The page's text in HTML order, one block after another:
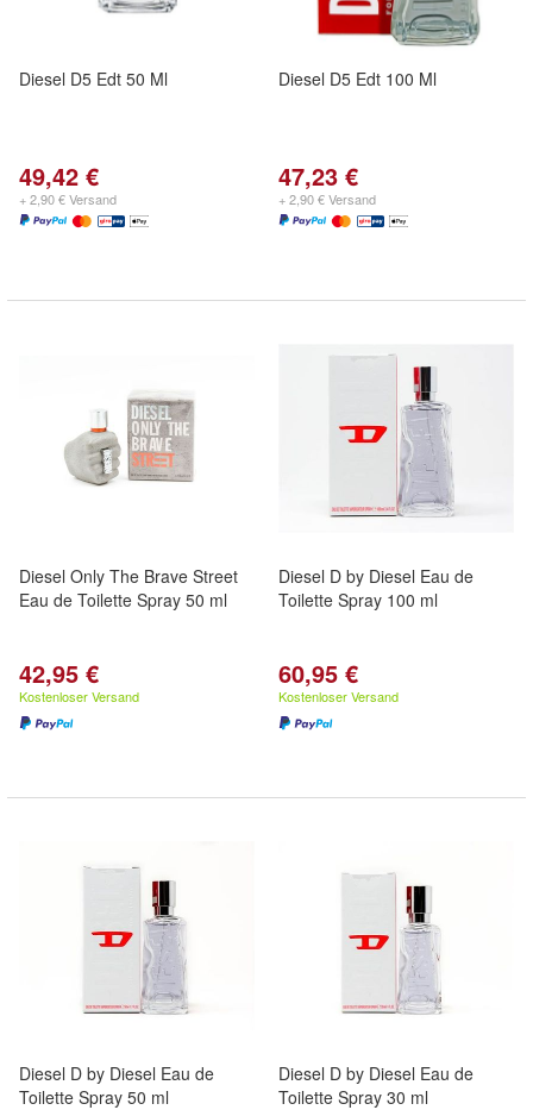
Diesel D5 Edt 50 Ml
49,42 €
+ 2,90 € Versand
Diesel D5 Edt 100 Ml
47,23 €
+ 2,90 € Versand
Diesel Only The Brave Street
Eau de Toilette Spray 50 ml
42,95 €
Kostenloser Versand
Diesel D by Diesel Eau de
Toilette Spray 100 ml
60,95 €
Kostenloser Versand
Diesel D by Diesel Eau de
Toilette Spray 50 ml
Diesel D by Diesel Eau de
Toilette Spray 30 ml